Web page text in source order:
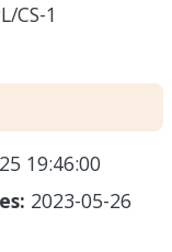
CS-1
19:46:00
2023-05-26